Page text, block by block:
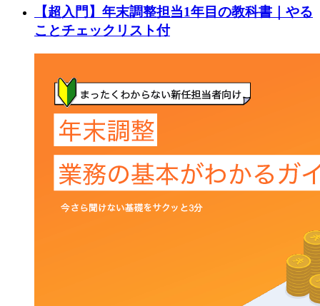
【超入門】年末調整担当1年目の教科書｜やる
ことチェックリスト付